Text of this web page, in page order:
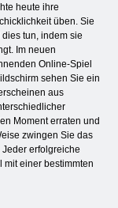
heute ihre
üben. Sie
dies tun, indem sie
Im neuen
Online-Spiel
sehen Sie ein
aus
Moment erraten und
zwingen Sie das
erfolgreiche
mit einer bestimmten